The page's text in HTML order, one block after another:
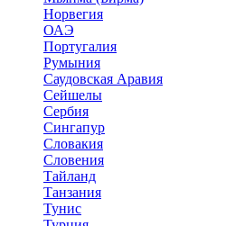
Норвегия
ОАЭ
Португалия
Румыния
Саудовская Аравия
Сейшелы
Сербия
Сингапур
Словакия
Словения
Тайланд
Танзания
Тунис